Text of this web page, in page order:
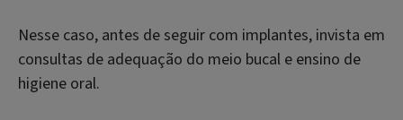
Nesse caso, antes de seguir com implantes, invista em
consultas de adequação do meio bucal e ensino de
higiene oral.